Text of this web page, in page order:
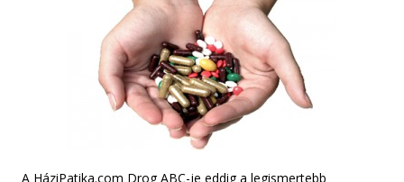
A HáziPatika.com Drog ABC-je eddig a legismertebb